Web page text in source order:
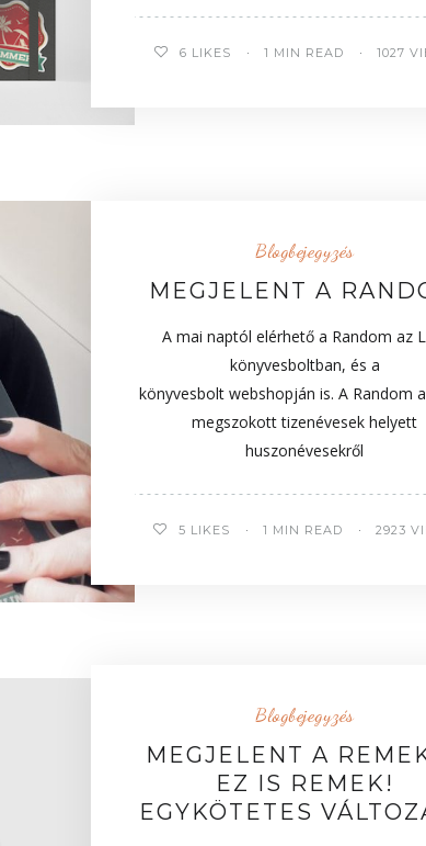
6 LIKES 1 MIN READ 1027
Blogbejegyzés
MEGJELENT A
A mai naptól elérhető a Random az
könyvesboltban, és a
könyvesbolt webshopján is. A Random
megszokott tizenévesek helyett
huszonévesekről
5 LIKES 1 MIN READ 2923
Blogbejegyzés
MEGJELENT A
EZ IS REMEK!
EGYKÖTETES